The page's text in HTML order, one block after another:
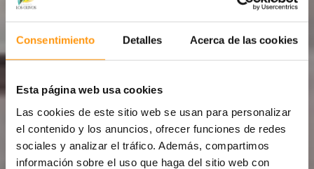
Consentimiento Detalles Acerca de las cookies
Esta página web usa cookies
Las cookies de este sitio web se usan para personalizar
el contenido y los anuncios, ofrecer funciones de redes
sociales y analizar el tráfico. Además, compartimos
información sobre el uso que haga del sitio web con